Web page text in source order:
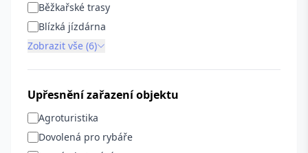
Běžkařské trasy
Blízká jízdárna
Zobrazit vše (6)
Upřesnění zařazení objektu
Agroturistika
Dovolená pro rybáře